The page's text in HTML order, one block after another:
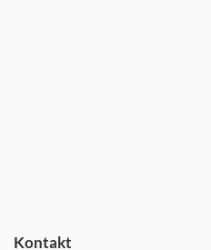
Kontakt